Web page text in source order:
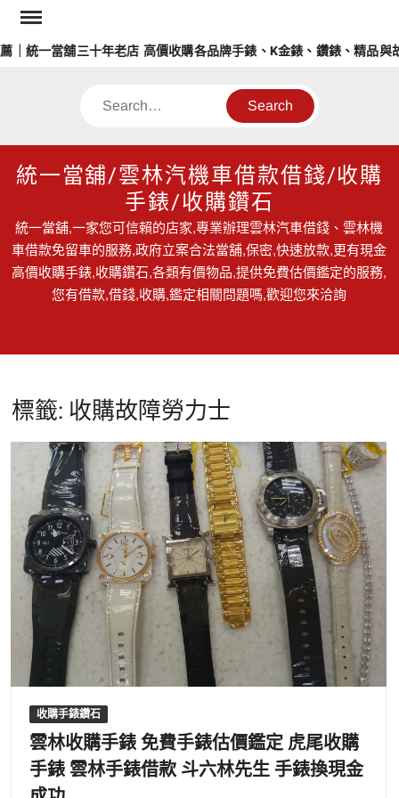
Skip
content
｜統一當舖三十年老店 高價收購各品牌手錶、K金錶、鑽錶、精品與
Search
統一當舖/雲林汽機車借款借錢/收購
手錶/收購鑽石
統一當舖,一家您可信賴的店家,專業辦理雲林汽車借錢、雲林機
車借款免留車的服務,政府立案合法當舖,保密,快速放款,更有現金
高價收購手錶,收購鑽石,各類有價物品,提供免費估價鑑定的服務,
您有借款,借錢,收購,鑑定相關問題嗎,歡迎您來洽詢
標籤: 收購故障勞力士
收購手錶鑽石
雲林收購手錶 免費手錶估價鑑定 虎尾收購
手錶 雲林手錶借款 斗六林先生 手錶換現金